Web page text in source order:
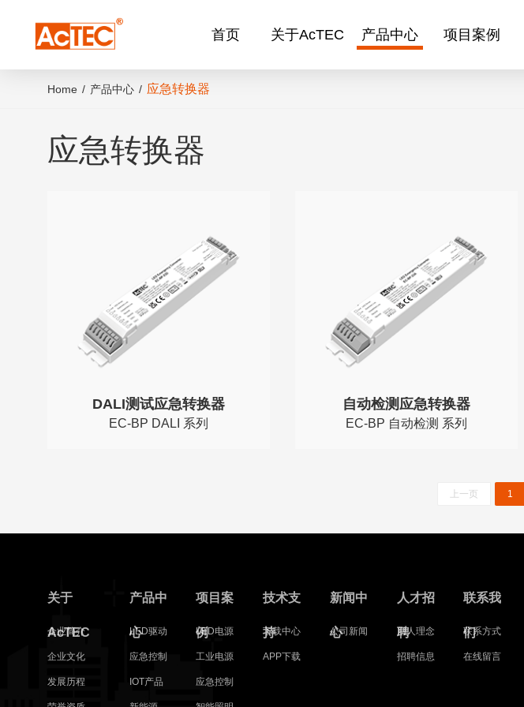
首页 关于AcTEC 产品中心 项目案例
Home / 产品中心 / 应急转换器
应急转换器
DALI测试应急转换器
EC-BP DALI 系列
自动检测应急转换器
EC-BP 自动检测 系列
上一页 1
关于
AcTEC
企业简介
企业文化
发展历程
产品中
心
LED驱动
应急控制
IOT产品
项目案
例
LED电源
工业电源
应急控制
技术支
持
下载中心
APP下载
新闻中
心
公司新闻
人才招
聘
用人理念
招聘信息
联系我
们
联系方式
在线留言